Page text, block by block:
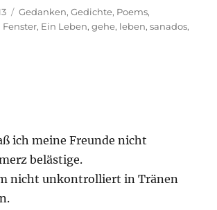
Categories
Gedanken,Gedichte, Poems,
Fenster, Ein Leben,gehe, leben,sanados,
ich meine Freunde nicht
belästige.
nicht unkontrolliert in Tränen